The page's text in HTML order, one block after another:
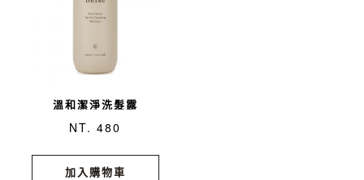
溫和潔淨洗髮露
NT. 480
加入購物車